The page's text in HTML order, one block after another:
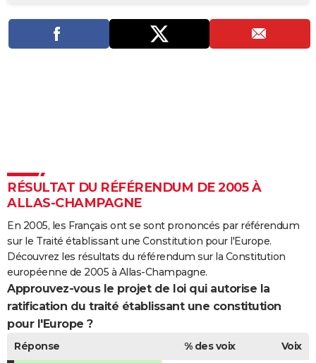
PHOTO
GUIDES D'ACHAT
COPAINS D'AVANT
FORUM
Bricolage
Lifestyle
Culture
Sport
Auto
Television
Voyage
Cinema
RÉSULTAT DU RÉFÉRENDUM DE 2005 À
ALLAS-CHAMPAGNE
En 2005, les Français ont se sont prononcés par référendum
sur le Traité établissant une Constitution pour l'Europe.
Découvrez les résultats du référendum sur la Constitution
européenne de 2005 à Allas-Champagne.
Approuvez-vous le projet de loi qui autorise la
ratification du traité établissant une constitution
pour l'Europe ?
Réponse % des voix
Voix